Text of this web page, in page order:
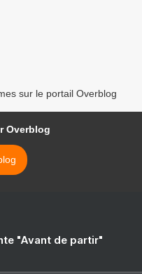
sur le portail Overblog
Overblog
"Avant de partir"